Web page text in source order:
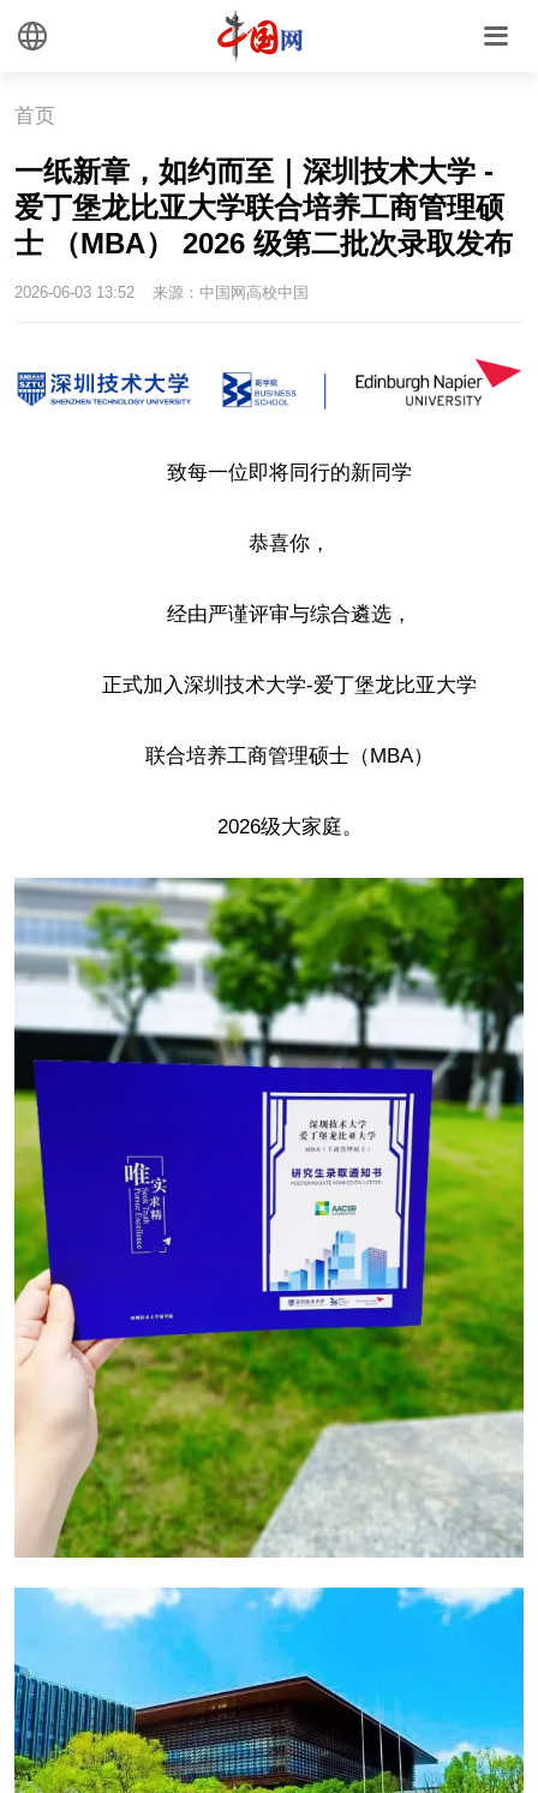
首页
一纸新章，如约而至｜深圳技术大学 -
爱丁堡龙比亚大学联合培养工商管理硕
士 （MBA） 2026 级第二批次录取发布
2026-06-03 13:52 来源：中国网高校中国
致每一位即将同行的新同学
恭喜你，
经由严谨评审与综合遴选，
正式加入深圳技术大学-爱丁堡龙比亚大学
联合培养工商管理硕士（MBA）
2026级大家庭。